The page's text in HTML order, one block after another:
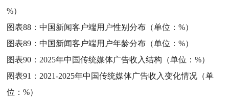
%）
图表88：中国新闻客户端用户性别分布（单位：%）
图表89：中国新闻客户端用户年龄分布（单位：%）
图表90： 2025年中国传统媒体广告收入结构（单位：%）
图表91： 2021-2025年中国传统媒体广告收入变化情况（单
位：%）